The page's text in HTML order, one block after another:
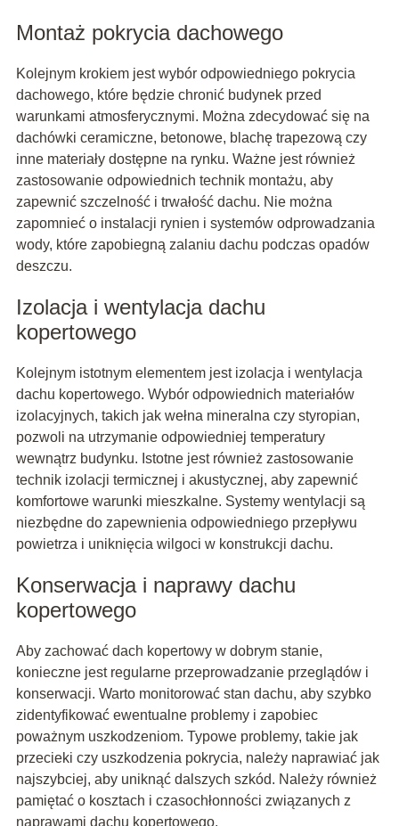
Montaż pokrycia dachowego
Kolejnym krokiem jest wybór odpowiedniego pokrycia
dachowego, które będzie chronić budynek przed
warunkami atmosferycznymi. Można zdecydować się na
dachówki ceramiczne, betonowe, blachę trapezową czy
inne materiały dostępne na rynku. Ważne jest również
zastosowanie odpowiednich technik montażu, aby
zapewnić szczelność i trwałość dachu. Nie można
zapomnieć o instalacji rynien i systemów odprowadzania
wody, które zapobiegną zalaniu dachu podczas opadów
deszczu.
Izolacja i wentylacja dachu
kopertowego
Kolejnym istotnym elementem jest izolacja i wentylacja
dachu kopertowego. Wybór odpowiednich materiałów
izolacyjnych, takich jak wełna mineralna czy styropian,
pozwoli na utrzymanie odpowiedniej temperatury
wewnątrz budynku. Istotne jest również zastosowanie
technik izolacji termicznej i akustycznej, aby zapewnić
komfortowe warunki mieszkalne. Systemy wentylacji są
niezbędne do zapewnienia odpowiedniego przepływu
powietrza i uniknięcia wilgoci w konstrukcji dachu.
Konserwacja i naprawy dachu
kopertowego
Aby zachować dach kopertowy w dobrym stanie,
konieczne jest regularne przeprowadzanie przeglądów i
konserwacji. Warto monitorować stan dachu, aby szybko
zidentyfikować ewentualne problemy i zapobiec
poważnym uszkodzeniom. Typowe problemy, takie jak
przecieki czy uszkodzenia pokrycia, należy naprawiać jak
najszybciej, aby uniknąć dalszych szkód. Należy również
pamiętać o kosztach i czasochłonności związanych z
naprawami dachu kopertowego.